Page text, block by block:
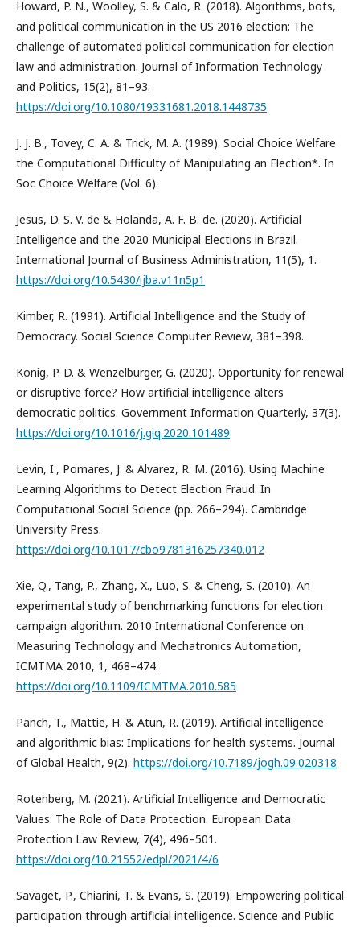
Howard, P. N., Woolley, S. & Calo, R. (2018). Algorithms, bots,
and political communication in the US 2016 election: The
challenge of automated political communication for election
law and administration. Journal of Information Technology
and Politics, 15(2), 81–93.
https://doi.org/10.1080/19331681.2018.1448735
J. J. B., Tovey, C. A. & Trick, M. A. (1989). Social Choice Welfare
the Computational Difficulty of Manipulating an Election*. In
Soc Choice Welfare (Vol. 6).
Jesus, D. S. V. de & Holanda, A. F. B. de. (2020). Artificial
Intelligence and the 2020 Municipal Elections in Brazil.
International Journal of Business Administration, 11(5), 1.
https://doi.org/10.5430/ijba.v11n5p1
Kimber, R. (1991). Artificial Intelligence and the Study of
Democracy. Social Science Computer Review, 381–398.
König, P. D. & Wenzelburger, G. (2020). Opportunity for renewal
or disruptive force? How artificial intelligence alters
democratic politics. Government Information Quarterly, 37(3).
https://doi.org/10.1016/j.giq.2020.101489
Levin, I., Pomares, J. & Alvarez, R. M. (2016). Using Machine
Learning Algorithms to Detect Election Fraud. In
Computational Social Science (pp. 266–294). Cambridge
University Press.
https://doi.org/10.1017/cbo9781316257340.012
Xie, Q., Tang, P., Zhang, X., Luo, S. & Cheng, S. (2010). An
experimental study of benchmarking functions for election
campaign algorithm. 2010 International Conference on
Measuring Technology and Mechatronics Automation,
ICMTMA 2010, 1, 468–474.
https://doi.org/10.1109/ICMTMA.2010.585
Panch, T., Mattie, H. & Atun, R. (2019). Artificial intelligence
and algorithmic bias: Implications for health systems. Journal
of Global Health, 9(2). https://doi.org/10.7189/jogh.09.020318
Rotenberg, M. (2021). Artificial Intelligence and Democratic
Values: The Role of Data Protection. European Data
Protection Law Review, 7(4), 496–501.
https://doi.org/10.21552/edpl/2021/4/6
Savaget, P., Chiarini, T. & Evans, S. (2019). Empowering political
participation through artificial intelligence. Science and Public